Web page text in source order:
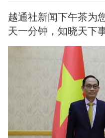
越通社新闻下午茶为
天一分钟，知晓天下